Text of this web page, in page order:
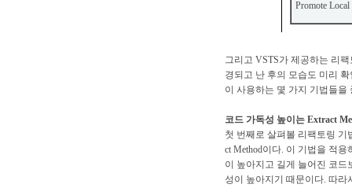
Promote Local
그리고 VSTS가 제공하는 리
경되고 난 후의 모습도 미리
이 사용하는 몇 가지 기법들을
코드 가독성 높이는 Extract
첫 번째로 살펴볼 리팩토링 기
ct Method이다. 이 기법을 적
이 높아지고 길게 늘어진 코
성이 높아지기 때문이다. 따라